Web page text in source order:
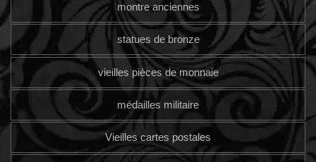
montre anciennes
statues de bronze
vieilles pièces de monnaie
médailles militaire
Vieilles cartes postales